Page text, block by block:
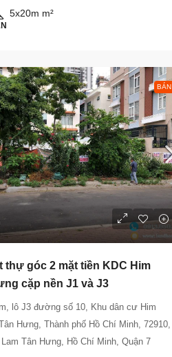
5x20m m²
BÁN
thự góc 2 mặt tiền KDC Him
cặp nền J1 và J3
lô J3 đường số 10, Khu dân cư Him
Hưng, Thành phố Hồ Chí Minh, 72910,
Tân Hưng, Hồ Chí Minh, Quận 7